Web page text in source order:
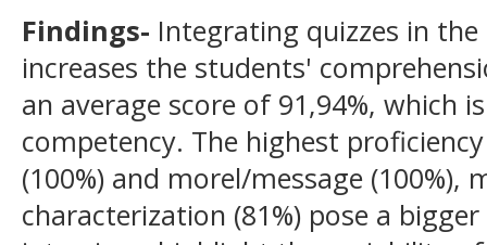
Findings- Integrating quizzes in
increases the students'
an average score of 91,94%, which
competency. The highest
(100%) and morel/message (100%),
characterization (81%) pose a